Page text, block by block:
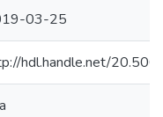
03-25
hdl.handle.net/